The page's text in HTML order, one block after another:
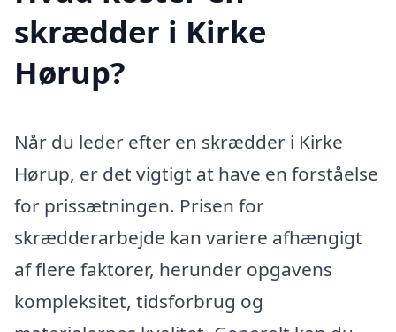
skrædder i Kirke
Hørup?
Når du leder efter en skrædder i Kirke
Hørup, er det vigtigt at have en forståelse
for prissætningen. Prisen for
skrædderarbejde kan variere afhængigt
af flere faktorer, herunder opgavens
kompleksitet, tidsforbrug og